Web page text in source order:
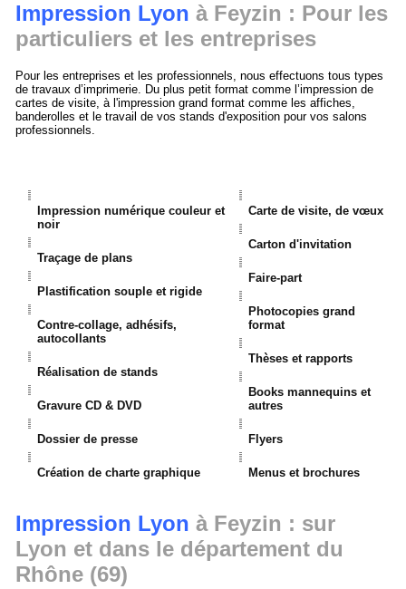
Impression Lyon à Feyzin : Pour les
particuliers et les entreprises
Pour les entreprises et les professionnels, nous effectuons tous types
de travaux d’imprimerie. Du plus petit format comme l’impression de
cartes de visite, à l'impression grand format comme les affiches,
banderolles et le travail de vos stands d'exposition pour vos salons
professionnels.
Impression numérique couleur et
noir
Traçage de plans
Plastification souple et rigide
Contre-collage, adhésifs,
autocollants
Réalisation de stands
Gravure CD & DVD
Dossier de presse
Création de charte graphique
Carte de visite, de vœux
Carton d'invitation
Faire-part
Photocopies grand
format
Thèses et rapports
Books mannequins et
autres
Flyers
Menus et brochures
Impression Lyon à Feyzin : sur
Lyon et dans le département du
Rhône (69)